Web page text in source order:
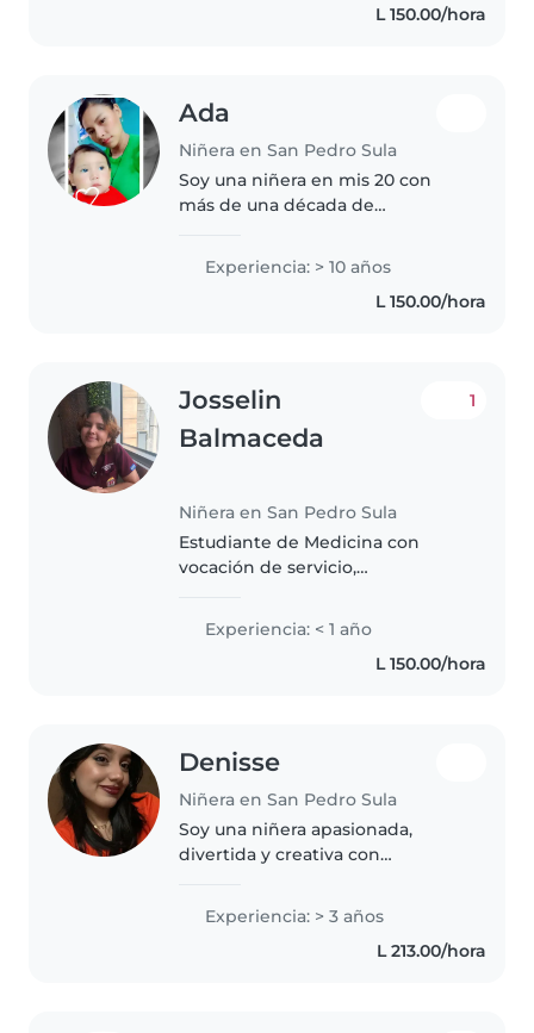
niños pequeños y preescolares.
L 150.00/hora
Ada
Niñera en San Pedro Sula
Soy una niñera en mis 20 con
más de una década de
encanta preparar meriendas,
ayudar con tareas escolares y
Experiencia: > 10 años
L 150.00/hora
Josselin
Balmaceda
Niñera en San Pedro Sula
1
Estudiante de Medicina con
vocación de servicio,
experiencia en el cuidado de
niños. Me adapto con facilidad a
diferentes rutinas familiares,
Experiencia: < 1 año
L 150.00/hora
Denisse
Niñera en San Pedro Sula
Soy una niñera apasionada,
divertida y creativa con
bebés, preescolares, niños
pequeños y escolares. Me
encantan las manualidades, la
Experiencia: > 3 años
L 213.00/hora